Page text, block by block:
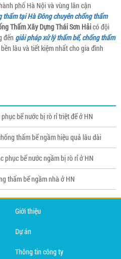
phố Hà Nội và vùng lân cận
thấm tại Hà Đông chuyên chống thấm
Thấm Xây Dựng Thái Sơn Hảicó đội
đến giải pháp xử lý thấm bể, chống thấm
lâu và tiết kiệm nhất cho gia đình
bể nước bị rò rỉ triệt để ở HN
thấm bể ngầm hiệu quả lâu dài
phục bể nước ngầm bị rò rỉ ở HN
thấm bể ngầm nhà ở HN
Giới thiệu
Dự án
Thông tin công ty